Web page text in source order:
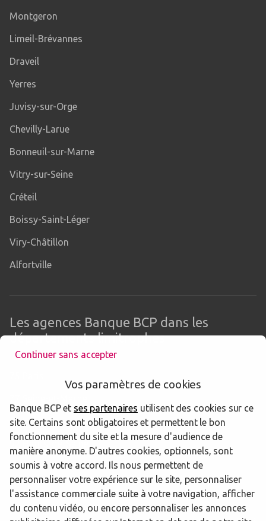
Montgeron
Limeil-Brévannes
Draveil
Yerres
Juvisy-sur-Orge
Chevilly-Larue
Bonneuil-sur-Marne
Vitry-sur-Seine
Créteil
Boissy-Saint-Léger
Viry-Châtillon
Alfortville
Les agences Banque BCP dans les
départements limitrophes
91 Essonne
92 Hauts-de-Seine
93 Seine-Saint-Denis
Continuer sans accepter
Vos paramètres de cookies
Banque BCP et ses partenaires utilisent des cookies sur ce
site. Certains sont obligatoires et permettent le bon
fonctionnement du site et la mesure d'audience de
manière anonyme. D'autres cookies, optionnels, sont
soumis à votre accord. Ils nous permettent de
personnaliser votre expérience sur le site, personnaliser
l'assistance commerciale suite à votre navigation, afficher
du contenu vidéo, ou encore personnaliser les annonces